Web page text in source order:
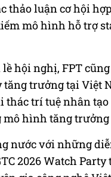
thảo luận cơ hội
mô hình hỗ trợ
hội nghị, FPT
trưởng tại Việt
trí tuệ nhân
hình tăng
nước với những
2026 Watch Party